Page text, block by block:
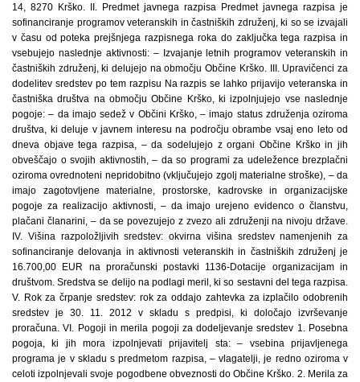
14, 8270 Krško. II. Predmet javnega razpisa Predmet javnega razpisa je
sofinanciranje programov veteranskih in častniških združenj, ki so se izvajali
v času od poteka prejšnjega razpisnega roka do zaključka tega razpisa in
vsebujejo naslednje aktivnosti: – Izvajanje letnih programov veteranskih in
častniških združenj, ki delujejo na območju Občine Krško. III. Upravičenci za
dodelitev sredstev po tem razpisu Na razpis se lahko prijavijo veteranska in
častniška društva na območju Občine Krško, ki izpolnjujejo vse naslednje
pogoje: – da imajo sedež v Občini Krško, – imajo status združenja oziroma
društva, ki deluje v javnem interesu na področju obrambe vsaj eno leto od
dneva objave tega razpisa, – da sodelujejo z organi Občine Krško in jih
obveščajo o svojih aktivnostih, – da so programi za udeležence brezplačni
oziroma ovrednoteni nepridobitno (vključujejo zgolj materialne stroške), – da
imajo zagotovljene materialne, prostorske, kadrovske in organizacijske
pogoje za realizacijo aktivnosti, – da imajo urejeno evidenco o članstvu,
plačani članarini, – da se povezujejo z zvezo ali združenji na nivoju države.
IV. Višina razpoložljivih sredstev: okvirna višina sredstev namenjenih za
sofinanciranje delovanja in aktivnosti veteranskih in častniških združenj je
16.700,00 EUR na proračunski postavki 1136-Dotacije organizacijam in
društvom. Sredstva se delijo na podlagi meril, ki so sestavni del tega razpisa.
V. Rok za črpanje sredstev: rok za oddajo zahtevka za izplačilo odobrenih
sredstev je 30. 11. 2012 v skladu s predpisi, ki določajo izvrševanje
proračuna. VI. Pogoji in merila pogoji za dodeljevanje sredstev 1. Posebna
pogoja, ki jih mora izpolnjevati prijavitelj sta: – vsebina prijavljenega
programa je v skladu s predmetom razpisa, – vlagatelji, je redno oziroma v
celoti izpolnjevali svoje pogodbene obveznosti do Občine Krško. 2. Merila za